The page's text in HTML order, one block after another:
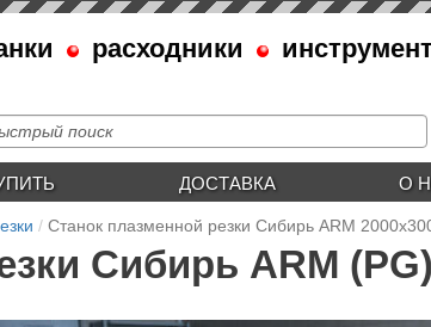
расходники
ДОСТАВКА О
Станок плазменной резки Сибирь ARM
Сибирь ARM